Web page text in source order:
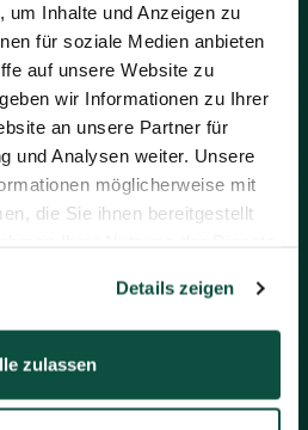
um Inhalte und Anzeigen zu
für soziale Medien anbieten
auf unsere Website zu
wir Informationen zu Ihrer
an unsere Partner für
und Analysen weiter. Unsere
möglicherweise mit
die Sie ihnen bereitgestellt
Details zeigen
zulassen
the
form on